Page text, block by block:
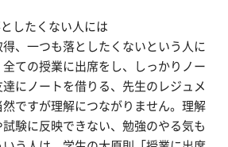
したくない人には
、一つも落としたくないという人に
ての授業に出席をし、しっかりノー
達にノートを借りる、先生のレジュメ
ですが理解につながりません。理解
験に反映できない、勉強のやる気も